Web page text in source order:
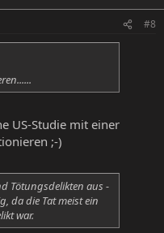
#8
US-Studie mit einer
;-)
Tötungsdelikten aus -
da die Tat meist ein
war.